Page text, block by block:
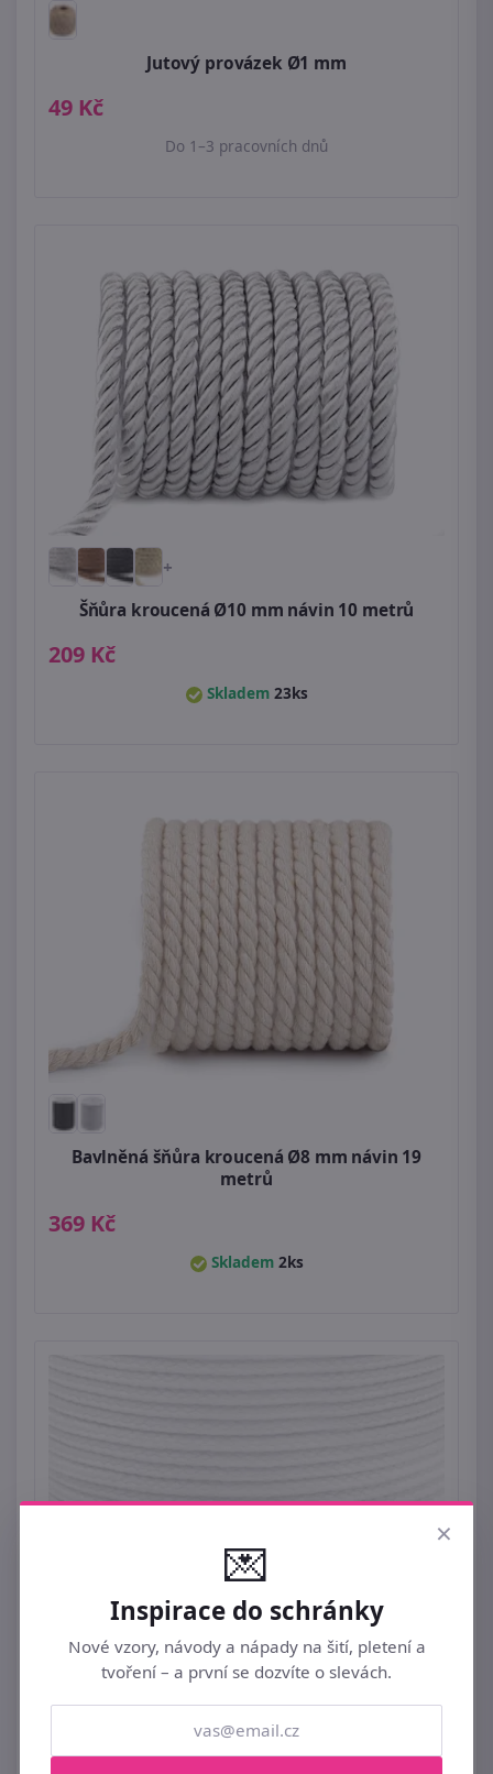
Jutový provázek Ø1 mm
49 Kč
Do 1–3 pracovních dnů
+
Šňůra kroucená Ø10 mm návin 10 metrů
209 Kč
Skladem 23ks
Bavlněná šňůra kroucená Ø8 mm návin 19
metrů
369 Kč
Skladem 2ks
Oděvní šňůra PES Ø4 mm 100 METRŮ
×
💌
Inspirace do schránky
Nové vzory, návody a nápady na šití, pletení a
tvoření – a první se dozvíte o slevách.